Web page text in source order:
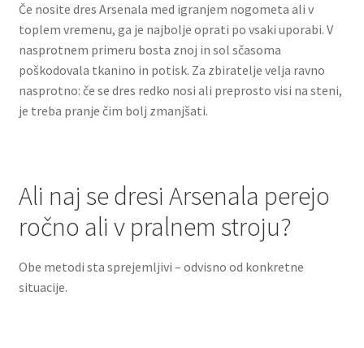
Če nosite dres Arsenala med igranjem nogometa ali v
toplem vremenu, ga je najbolje oprati po vsaki uporabi. V
nasprotnem primeru bosta znoj in sol sčasoma
poškodovala tkanino in potisk. Za zbiratelje velja ravno
nasprotno: če se dres redko nosi ali preprosto visi na steni,
je treba pranje čim bolj zmanjšati.
Ali naj se dresi Arsenala perejo
ročno ali v pralnem stroju?
Obe metodi sta sprejemljivi – odvisno od konkretne
situacije.